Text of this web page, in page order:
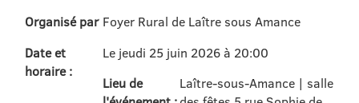
Organisé par Foyer Rural de Laître sous Amance
Date et
horaire :
Le jeudi 25 juin 2026 à 20:00
Lieu de
Laître-sous-Amance | salle